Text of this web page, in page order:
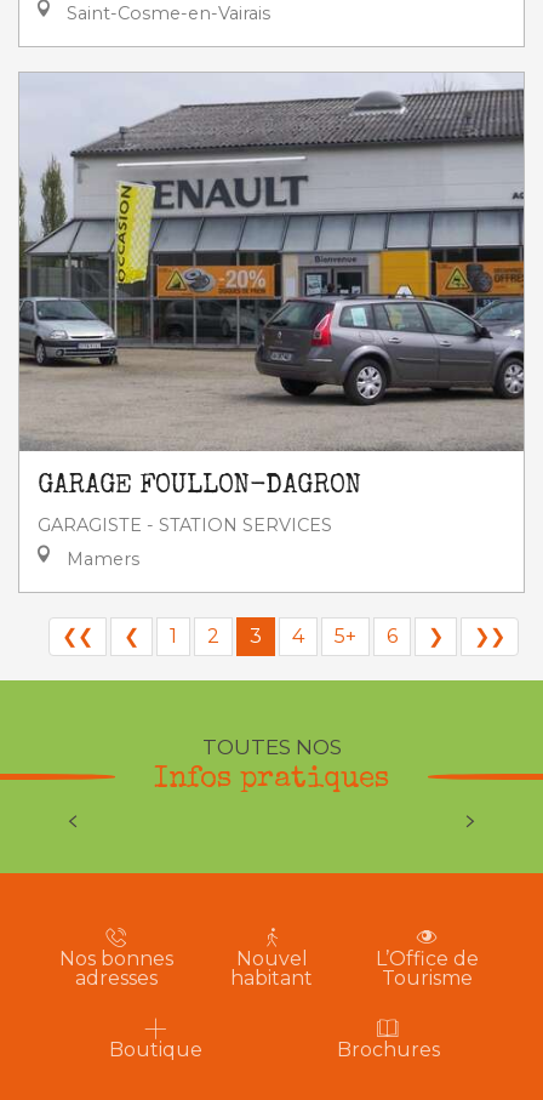
Saint-Cosme-en-Vairais
GARAGE FOULLON-DAGRON
GARAGISTE - STATION SERVICES
Mamers
❮❮ ❮ 1 2 3 4 5+ 6 ❯ ❯❯
TOUTES NOS
Infos pratiques
Nos bonnes
adresses
Nouvel
habitant
L’Office de
Tourisme
Boutique Brochures